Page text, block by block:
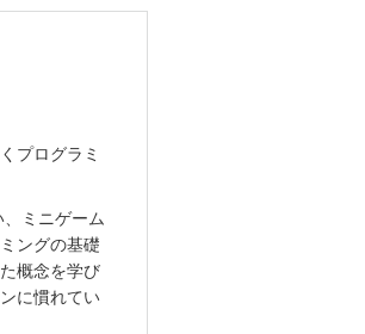
プログラミ
ミニゲーム
ングの基礎
概念を学び
に慣れてい